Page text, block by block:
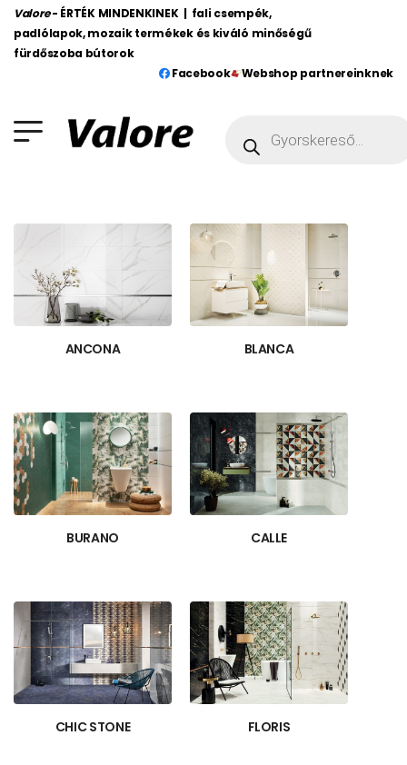
Valore - ÉRTÉK MINDENKINEK | fali csempék,
padlólapok, mozaik termékek és kiváló minőségű
fürdőszoba bútorok
Facebook
Webshop partnereinknek
ANCONA BLANCA
BURANO CALLE
CHIC STONE FLORIS